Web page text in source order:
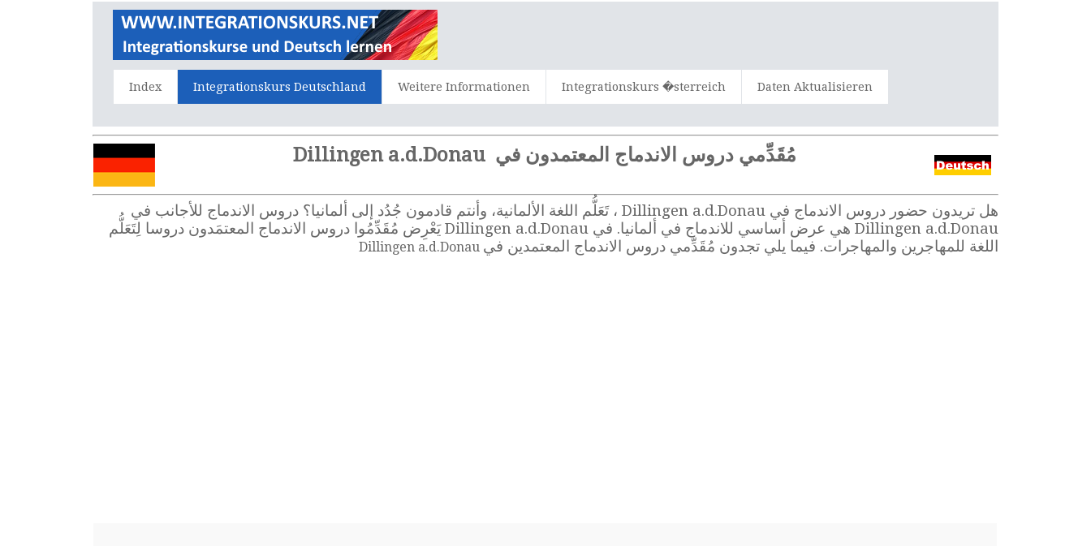
Index Integrationskurs Deutschland Weitere Informationen Integrationskurs �sterreich Daten Aktualisieren
مُقَدِّمي دروس الاندماج المعتمدون في Dillingen a.d.Donau
هل تريدون حضور دروس الاندماج في Dillingen a.d.Donau ، تَعَلُّم اللغة الألمانية، وأنتم قادمون جُدُد إلى ألمانيا؟ دروس الاندماج للأجانب في
Dillingen a.d.Donau هي عرض أساسي للاندماج في ألمانيا. في Dillingen a.d.Donau يَعْرِض مُقَدِّمُوا دروس الاندماج المعتمَدون دروسا لِتَعَلُّم
اللغة للمهاجرين والمهاجرات. فيما يلي تجدون مُقَدِّمي دروس الاندماج المعتمدين في Dillingen a.d.Donau